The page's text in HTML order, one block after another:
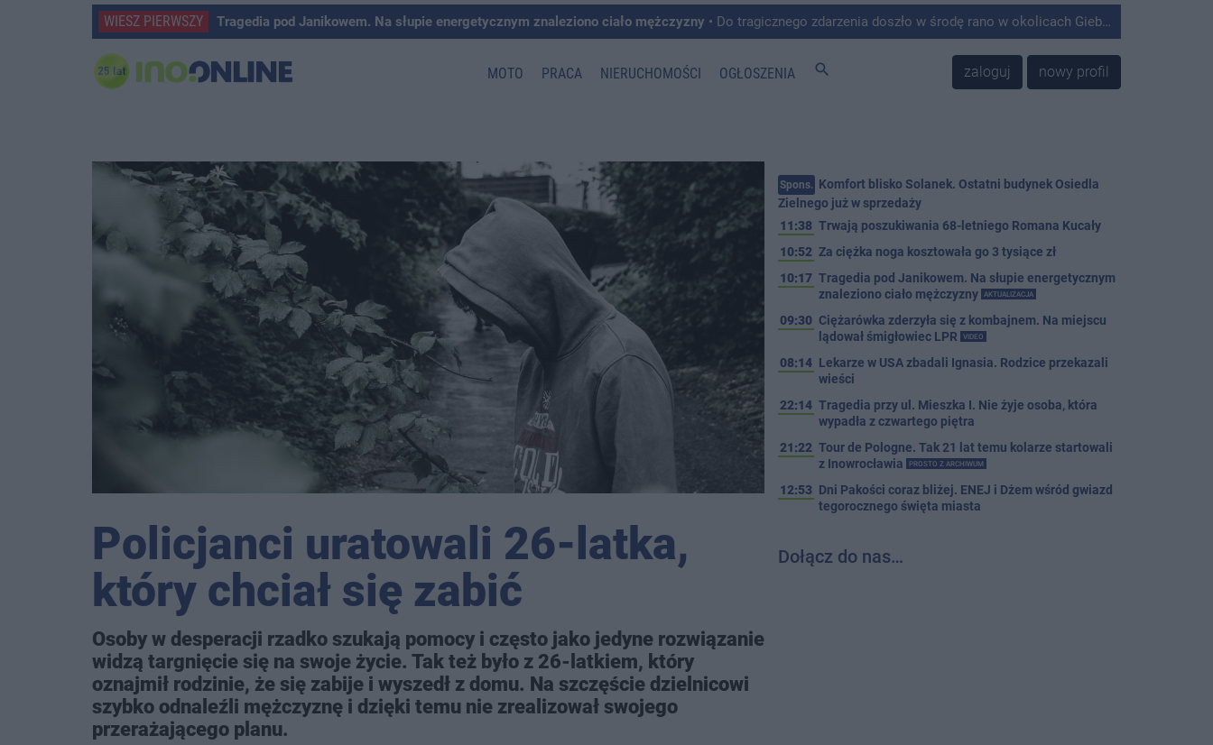
WIESZ PIERWSZY Tragedia pod Janikowem. Na słupie energetycznym znaleziono ciało mężczyzny • Do tragicznego zdarzenia doszło w środę rano w okolicach Giebni koło Janikowa. Wówczas na słupie energetycznym odnaleziono ciało mężczyzny.
MOTO PRACA NIERUCHOMOŚCI OGŁOSZENIA search zaloguj nowy profil
Policjanci uratowali 26-latka,
który chciał się zabić
Osoby w desperacji rzadko szukają pomocy i często jako jedyne rozwiązanie
widzą targnięcie się na swoje życie. Tak też było z 26-latkiem, który
oznajmił rodzinie, że się zabije i wyszedł z domu. Na szczęście dzielnicowi
szybko odnaleźli mężczyznę i dzięki temu nie zrealizował swojego
przerażającego planu.
Spons. Komfort blisko Solanek. Ostatni budynek Osiedla
Zielnego już w sprzedaży
11:38 Trwają poszukiwania 68-letniego Romana Kucały
10:52 Za ciężka noga kosztowała go 3 tysiące zł
10:17 Tragedia pod Janikowem. Na słupie energetycznym
znaleziono ciało mężczyzny
AKTUALIZACJA
09:30 Ciężarówka zderzyła się z kombajnem. Na miejscu
lądował śmigłowiec LPR
VIDEO
08:14 Lekarze w USA zbadali Ignasia. Rodzice przekazali
wieści
22:14 Tragedia przy ul. Mieszka I. Nie żyje osoba, która
wypadła z czwartego piętra
21:22 Tour de Pologne. Tak 21 lat temu kolarze startowali
z Inowrocławia
PROSTO Z ARCHIWUM
12:53 Dni Pakości coraz bliżej. ENEJ i Dżem wśród gwiazd
tegorocznego święta miasta
Dołącz do nas…